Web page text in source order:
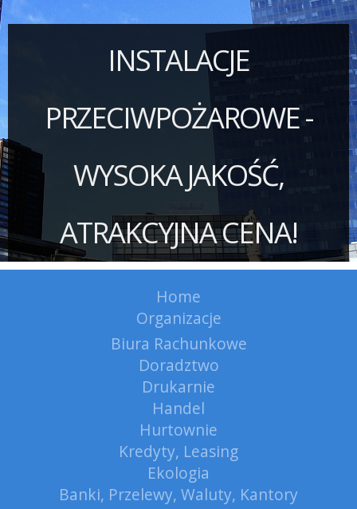
INSTALACJE
PRZECIWPOŻAROWE -
WYSOKA JAKOŚĆ,
ATRAKCYJNA CENA!
Home
Organizacje
Biura Rachunkowe
Doradztwo
Drukarnie
Handel
Hurtownie
Kredyty, Leasing
Ekologia
Banki, Przelewy, Waluty, Kantory